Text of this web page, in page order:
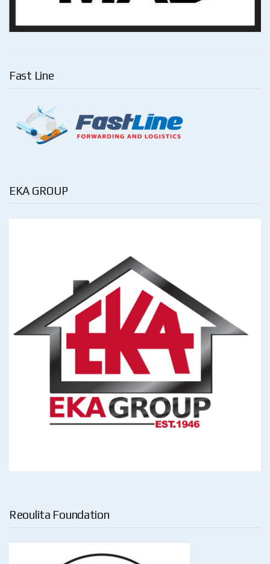
Fast Line
EKA GROUP
Reoulita Foundation